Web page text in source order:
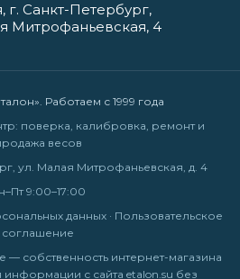
г. Санкт-Петербург,
Митрофаньевская, 4
Работаем с 1999 года
поверка, калибровка, ремонт и
весов
ул. Малая Митрофаньевская, д. 4
9:00–17:00
данных· Пользовательское
соглашение
— собственность интернет-магазина
информации с сайта etalon.su без